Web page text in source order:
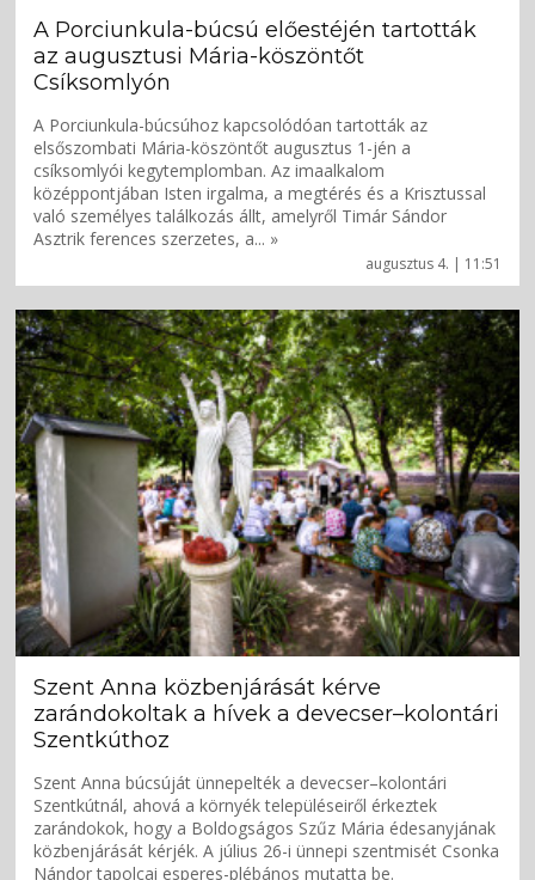
augusztus 4. | 11:51
A Porciunkula-búcsú előestéjén tartották
az augusztusi Mária-köszöntőt
Csíksomlyón
A Porciunkula-búcsúhoz kapcsolódóan tartották az
elsőszombati Mária-köszöntőt augusztus 1-jén a
csíksomlyói kegytemplomban. Az imaalkalom
középpontjában Isten irgalma, a megtérés és a Krisztussal
való személyes találkozás állt, amelyről Timár Sándor
Asztrik ferences szerzetes, a... »
Szent Anna közbenjárását kérve
zarándokoltak a hívek a devecser–kolontári
Szentkúthoz
Szent Anna búcsúját ünnepelték a devecser–kolontári
Szentkútnál, ahová a környék településeiről érkeztek
zarándokok, hogy a Boldogságos Szűz Mária édesanyjának
közbenjárását kérjék. A július 26-i ünnepi szentmisét Csonka
Nándor tapolcai esperes-plébános mutatta be.